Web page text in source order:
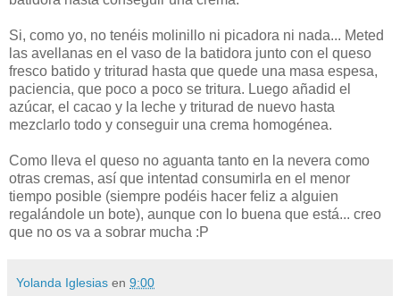
Si, como yo, no tenéis molinillo ni picadora ni nada... Meted
las avellanas en el vaso de la batidora junto con el queso
fresco batido y triturad hasta que quede una masa espesa,
paciencia, que poco a poco se tritura. Luego añadid el
azúcar, el cacao y la leche y triturad de nuevo hasta
mezclarlo todo y conseguir una crema homogénea.
Como lleva el queso no aguanta tanto en la nevera como
otras cremas, así que intentad consumirla en el menor
tiempo posible (siempre podéis hacer feliz a alguien
regalándole un bote), aunque con lo buena que está... creo
que no os va a sobrar mucha :P
Yolanda Iglesias en 9:00